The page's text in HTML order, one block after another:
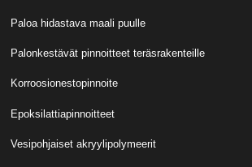
Paloa hidastava maali puulle
Palonkestävät pinnoitteet teräsrakenteille
Korroosionestopinnoite
Epoksilattiapinnoitteet
Vesipohjaiset akryylipolymeerit